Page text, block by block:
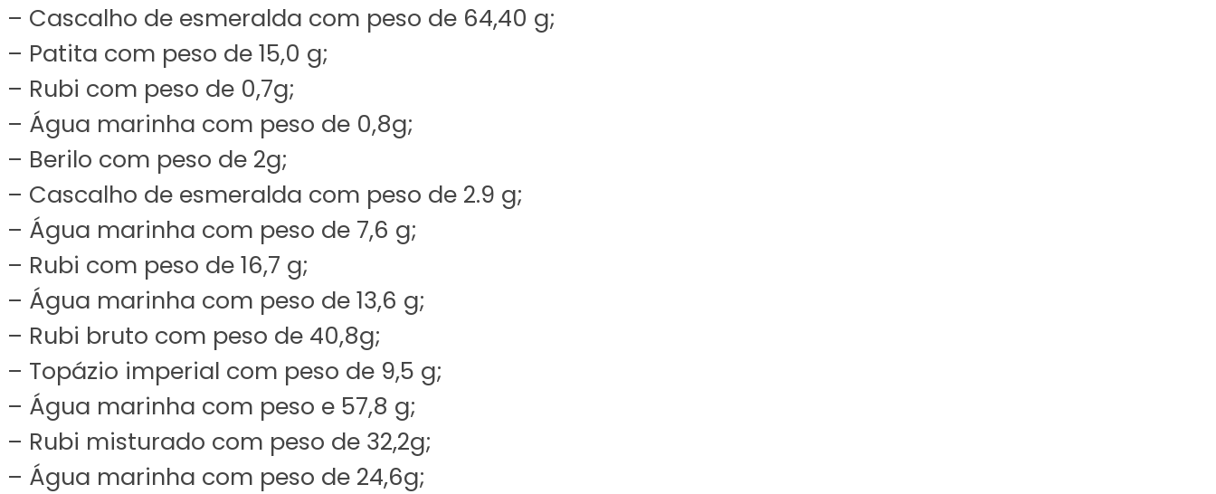
– Cascalho de esmeralda com peso de 64,40 g;
– Patita com peso de 15,0 g;
– Rubi com peso de 0,7g;
– Água marinha com peso de 0,8g;
– Berilo com peso de 2g;
– Cascalho de esmeralda com peso de 2.9 g;
– Água marinha com peso de 7,6 g;
– Rubi com peso de 16,7 g;
– Água marinha com peso de 13,6 g;
– Rubi bruto com peso de 40,8g;
– Topázio imperial com peso de 9,5 g;
– Água marinha com peso e 57,8 g;
– Rubi misturado com peso de 32,2g;
– Água marinha com peso de 24,6g;